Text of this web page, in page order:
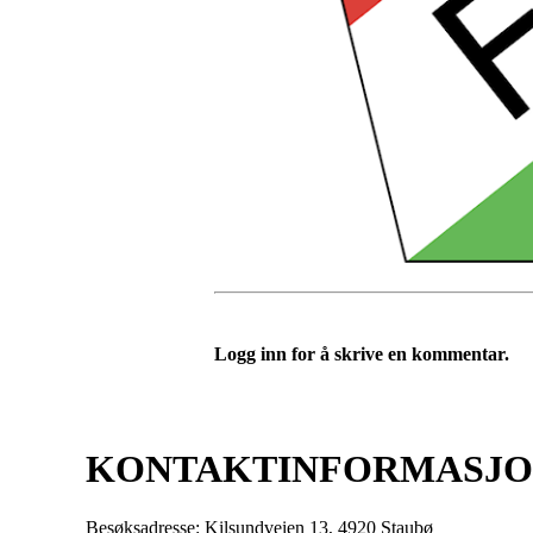
Logg inn for å skrive en kommentar.
Besøksadresse: Kilsundveien 13, 4920 Staubø